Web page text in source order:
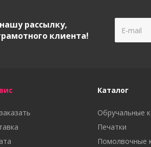
рассылку,
клиента!
Каталог
Обручальные
Печатки
Помолвочные